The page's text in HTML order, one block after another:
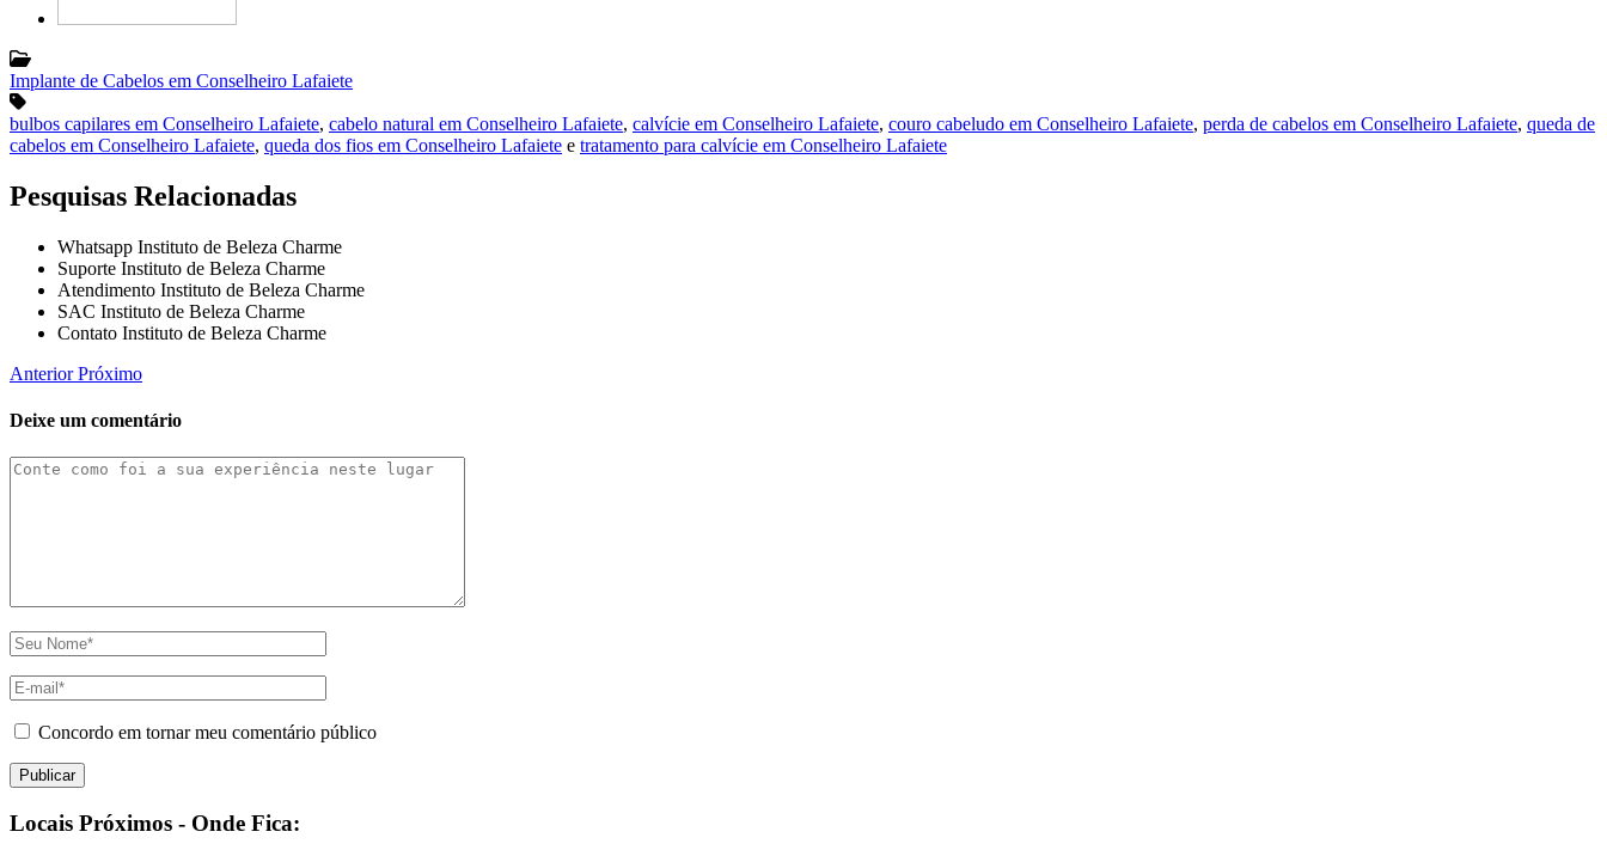
Implante de Cabelos em Conselheiro Lafaiete
bulbos capilares em Conselheiro Lafaiete, cabelo natural em Conselheiro Lafaiete, calvície em Conselheiro Lafaiete, couro cabeludo em Conselheiro Lafaiete, perda de cabelos em Conselheiro Lafaiete, queda de
cabelos em Conselheiro Lafaiete, queda dos fios em Conselheiro Lafaiete e tratamento para calvície em Conselheiro Lafaiete
Pesquisas Relacionadas
Whatsapp Instituto de Beleza Charme
Suporte Instituto de Beleza Charme
Atendimento Instituto de Beleza Charme
SAC Instituto de Beleza Charme
Contato Instituto de Beleza Charme
AnteriorPróximo
Deixe um comentário
Concordo em tornar meu comentário público
Locais Próximos - Onde Fica: